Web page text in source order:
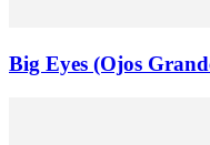
Big Eyes (Ojos